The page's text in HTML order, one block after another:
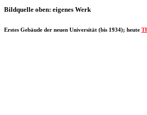
Bildquelle oben: eigenes Werk
Erstes Gebäude der neuen Universität (bis 1934); heute